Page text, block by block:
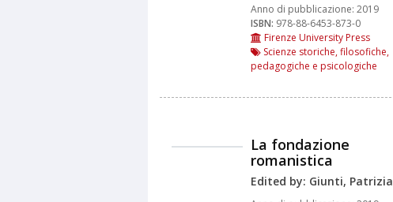
Anno di pubblicazione: 2019
ISBN: 978-88-6453-873-0
Firenze University Press
Scienze storiche, filosofiche,
pedagogiche e psicologiche
La fondazione
romanistica
Edited by: Giunti, Patrizia